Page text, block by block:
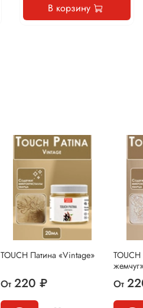
В корзину
TOUCH Патина «Vintage»
От 220 ₽
жемчуг»
От